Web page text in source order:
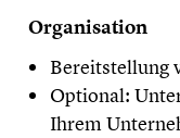
Organisation
Bereitstellung
Optional:
Ihrem